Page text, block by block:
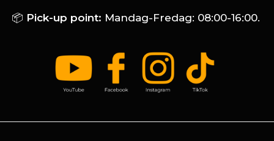
📦 Pick-up point: Mandag-Fredag: 08:00-16:00.